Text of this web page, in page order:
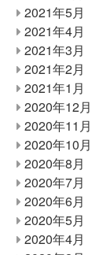
2021年5月
2021年4月
2021年3月
2021年2月
2021年1月
2020年12月
2020年11月
2020年10月
2020年8月
2020年7月
2020年6月
2020年5月
2020年4月